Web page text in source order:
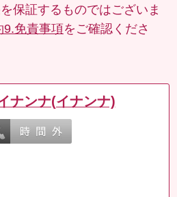
保証するものではございま
9.免責事項をご確認くださ
ナンナ(イナンナ)